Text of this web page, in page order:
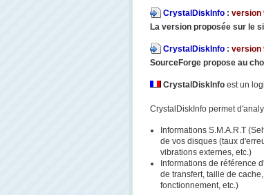
CrystalDiskInfo : version
La version proposée sur le
CrystalDiskInfo : version
SourceForge propose au
CrystalDiskInfo est un
CrystalDiskInfo permet
Informations S.M.A.R.T
de vos disques (taux
vibrations externes, etc.)
Informations de référence
de transfert, taille de
fonctionnement, etc.)